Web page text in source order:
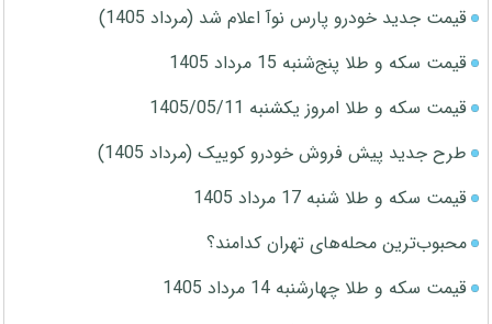
قیمت جدید خودرو پارس نوآ اعلام شد (مرداد 1405)
قیمت سکه و طلا پنج‌شنبه 15 مرداد 1405
قیمت سکه و طلا امروز یکشنبه 1405/05/11
طرح جدید پیش فروش خودرو کوییک (مرداد 1405)
قیمت سکه و طلا شنبه 17 مرداد 1405
محبوب‌ترین محله‌های تهران کدامند؟
قیمت سکه و طلا چهارشنبه 14 مرداد 1405